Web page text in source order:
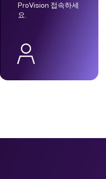
ProVision 접속하세
요.